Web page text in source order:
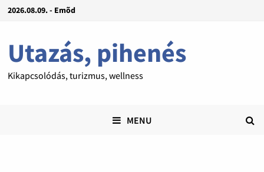
2026.08.09. - Emõd
Utazás, pihenés
Kikapcsolódás, turizmus, wellness
MENU